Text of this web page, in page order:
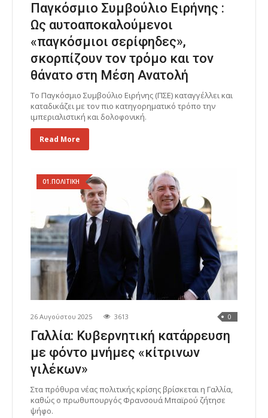
Παγκόσμιο Συμβούλιο Ειρήνης :
Ως αυτοαποκαλούμενοι
«παγκόσμιοι σερίφηδες»,
σκορπίζουν τον τρόμο και τον
θάνατο στη Μέση Ανατολή
Το Παγκόσμιο Συμβούλιο Ειρήνης (ΠΣΕ) καταγγέλλει και
καταδικάζει με τον πιο κατηγορηματικό τρόπο την
ιμπεριαλιστική και δολοφονική.
Read More
01.ΠΟΛΙΤΙΚΗ
26 Αυγούστου 2025 3613 0
Γαλλία: Κυβερνητική κατάρρευση
με φόντο μνήμες «κίτρινων
γιλέκων»
Στα πρόθυρα νέας πολιτικής κρίσης βρίσκεται η Γαλλία,
καθώς ο πρωθυπουργός Φρανσουά Μπαϊρού ζήτησε
ψήφο.